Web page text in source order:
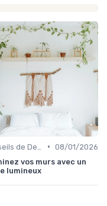
• 08/01/2026
vos murs avec un
lumineux